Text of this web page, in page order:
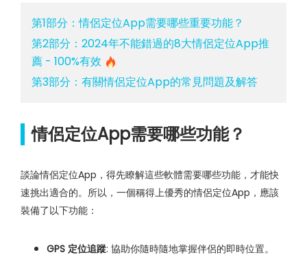
第1部分：情侶定位App需要哪些重要功能？
第2部分：2024年不能錯過的8大情侶定位App推
薦 - 100%有效
第3部分：有關情侶定位App的常見問題及解答
情侶定位App需要哪些功能？
談論情侶定位App，得先瞭解這些軟體需要哪些功能，才能快
速挑出適合的。所以，一個稱得上優秀的情侶定位App，應該
裝備了以下功能：
GPS 定位追蹤: 協助你隨時隨地掌握伴侶的即時位置。